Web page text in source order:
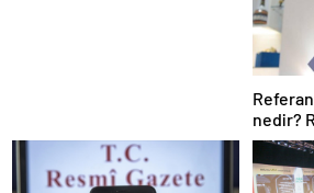
nedir?